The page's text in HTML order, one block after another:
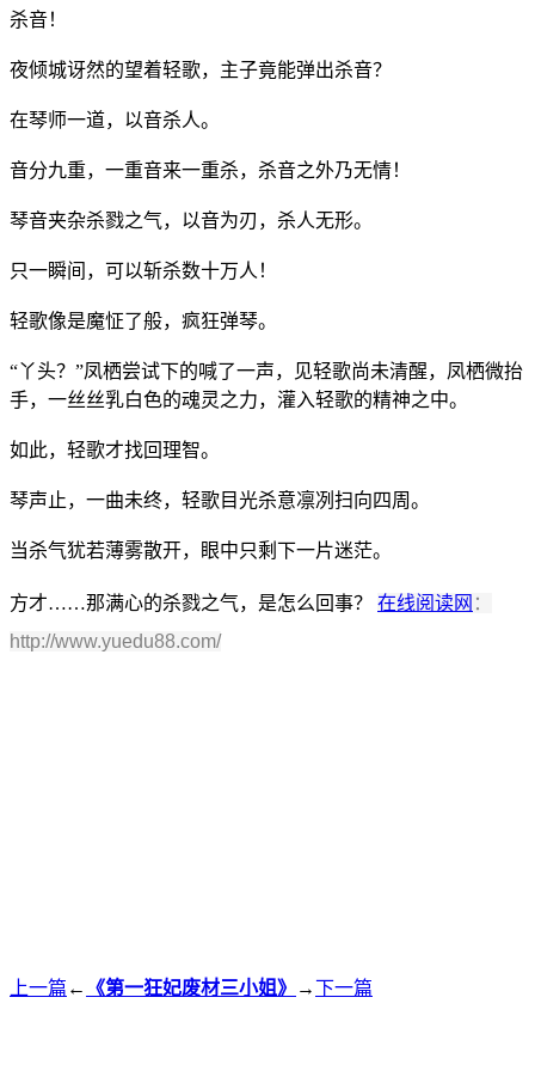
杀音！
夜倾城讶然的望着轻歌，主子竟能弹出杀音？
在琴师一道，以音杀人。
音分九重，一重音来一重杀，杀音之外乃无情！
琴音夹杂杀戮之气，以音为刃，杀人无形。
只一瞬间，可以斩杀数十万人！
轻歌像是魔怔了般，疯狂弹琴。
“丫头？”凤栖尝试下的喊了一声，见轻歌尚未清醒，凤栖微抬
手，一丝丝乳白色的魂灵之力，灌入轻歌的精神之中。
如此，轻歌才找回理智。
琴声止，一曲未终，轻歌目光杀意凛冽扫向四周。
当杀气犹若薄雾散开，眼中只剩下一片迷茫。
方才……那满心的杀戮之气，是怎么回事？ 在线阅读网 ：
http://www.yuedu88.com/
上一篇 ← 《第一狂妃废材三小姐》 →下一篇